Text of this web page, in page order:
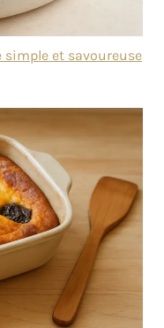
simple et savoureuse